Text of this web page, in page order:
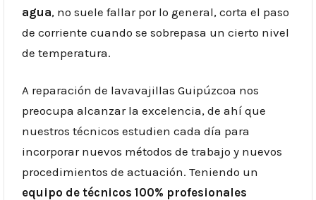
agua, no suele fallar por lo general, corta el paso
de corriente cuando se sobrepasa un cierto nivel
de temperatura.
A reparación de lavavajillas Guipúzcoa nos
preocupa alcanzar la excelencia, de ahí que
nuestros técnicos estudien cada día para
incorporar nuevos métodos de trabajo y nuevos
procedimientos de actuación. Teniendo un
equipo de técnicos 100% profesionales